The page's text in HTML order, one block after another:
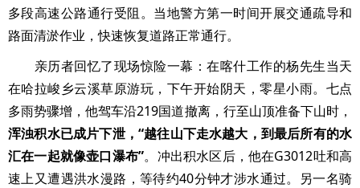
多段高速公路通行受阻。当地警方第一时间开展交通疏导和
路面清淤作业，快速恢复道路正常通行。
亲历者回忆了现场惊险一幕：在喀什工作的杨先生当天
在哈拉峻乡云溪草原游玩，下午开始阴天，零星小雨。七点
多雨势骤增，他驾车沿219国道撤离，行至山顶准备下山时，
浑浊积水已成片下泄，“越往山下走水越大，到最后所有的水
汇在一起就像壶口瀑布”。冲出积水区后，他在G3012吐和高
速上又遭遇洪水漫路，等待约40分钟才涉水通过。另一名骑